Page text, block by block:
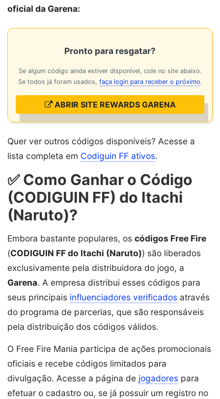
oficial da Garena:
Pronto para resgatar?
Se algum código ainda estiver disponível, cole no site abaixo.
Se todos já foram usados, faça login para receber o próximo.
ABRIR SITE REWARDS GARENA
Quer ver outros códigos disponíveis? Acesse a
lista completa em Codiguin FF ativos.
✅ Como Ganhar o Código
(CODIGUIN FF) do Itachi
(Naruto)?
Embora bastante populares, os códigos Free Fire
(CODIGUIN FF do Itachi (Naruto)) são liberados
exclusivamente pela distribuidora do jogo, a
Garena. A empresa distribui esses códigos para
seus principais influenciadores verificados através
do programa de parcerias, que são responsáveis
pela distribuição dos códigos válidos.
O Free Fire Mania participa de ações promocionais
oficiais e recebe códigos limitados para
divulgação. Acesse a página de jogadores para
efetuar o cadastro ou, se já possuir um registro no